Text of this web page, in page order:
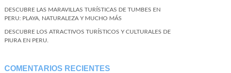
DESCUBRE LAS MARAVILLAS TURÍSTICAS DE TUMBES EN
PERU: PLAYA, NATURALEZA Y MUCHO MÁS
DESCUBRE LOS ATRACTIVOS TURÍSTICOS Y CULTURALES DE
PIURA EN PERU.
COMENTARIOS RECIENTES